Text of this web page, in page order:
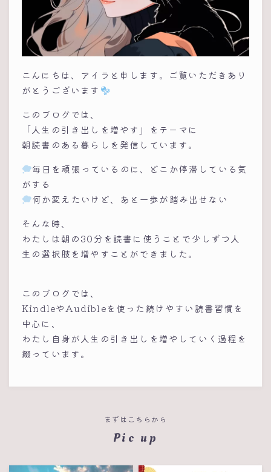
こんにちは、アイラと申します。ご覧いただきあり
がとうございます
このブログでは、
「人生の引き出しを増やす」をテーマに
朝読書のある暮らしを発信しています。
毎日を頑張っているのに、どこか停滞している気
がする
何か変えたいけど、あと一歩が踏み出せない
そんな時、
わたしは朝の30分を読書に使うことで少しずつ人
生の選択肢を増やすことができました。
このブログでは、
KindleやAudibleを使った続けやすい読書習慣を
中心に、
わたし自身が人生の引き出しを増やしていく過程を
綴っています。
まずはこちらから
Pic up